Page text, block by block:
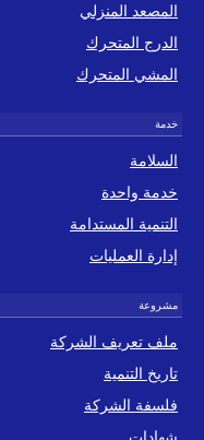
المصعد المنزلي
الدرج المتحرك
المشي المتحرك
السلامة
خدمة واحدة
التنمية المستدامة
إدارة العمليات
ملف تعريف الشركة
تاريخ التنمية
فلسفة الشركة